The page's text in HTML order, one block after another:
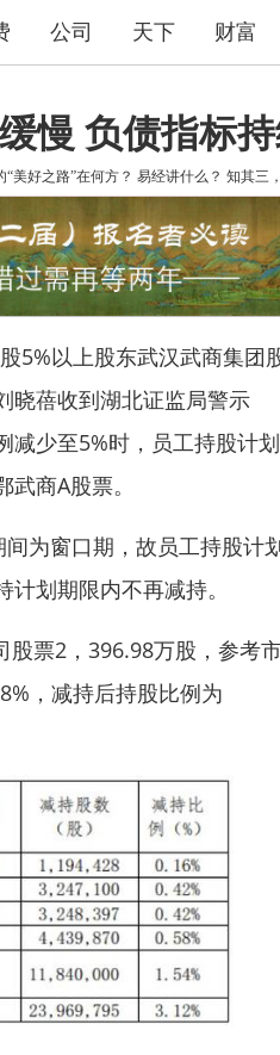
公司 天下 财富
慢 负债指标
“美好之路”在何方？ 易经讲什么？ 知其三
以上股东武汉武商集团
晓蓓收到湖北证监局警示
减少至5%时，员工持股计划
商A股票。
为窗口期，故员工持股计
划期限内不再减持。
票2，396.98万股，参考
，减持后持股比例为